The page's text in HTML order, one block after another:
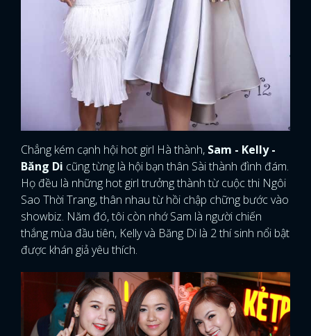
Chẳng kém cạnh hội hot girl Hà thành, Sam - Kelly -
Băng Di cũng từng là hội bạn thân Sài thành đình đám.
Họ đều là những hot girl trưởng thành từ cuộc thi Ngôi
Sao Thời Trang, thân nhau từ hồi chập chững bước vào
showbiz. Năm đó, tôi còn nhớ Sam là người chiến
thắng mùa đầu tiên, Kelly và Băng Di là 2 thí sinh nổi bật
được khán giả yêu thích.